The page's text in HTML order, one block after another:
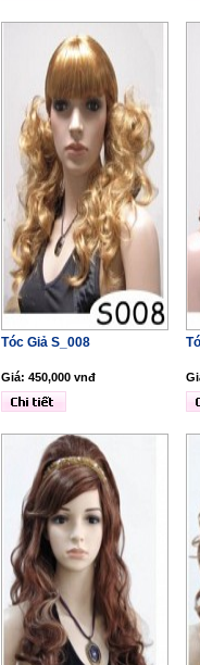
Tóc Giả S_008
Giá: 450,000 vnđ